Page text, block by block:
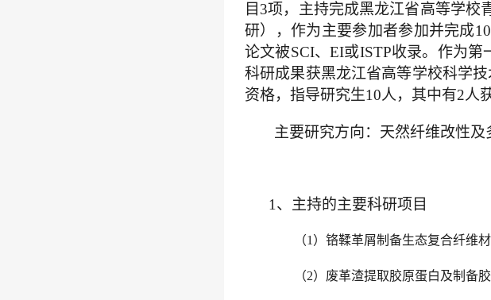
目 3项，主持完成黑龙江省高等学校
研），作为主要参加者参加并完成10
论文被SCI、EI或ISTP收录。作为第
科研成果获黑龙江省高等学校科学
资格， 指导研究生10人，其中有2人
主要研究方向：天然纤维改性及
1、主持的主要科研项目
（1） 铬鞣革屑制备生态复合纤维材
（2） 废革渣提取胶原蛋白及制备